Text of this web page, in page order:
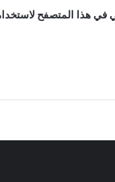
في هذا المتصفح